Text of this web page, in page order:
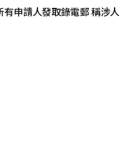
申請人發取錄電郵 稱涉人